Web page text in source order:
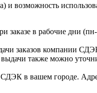
возможность
заказе в рабочие дни
заказов компании
также можно
в вашем городе.